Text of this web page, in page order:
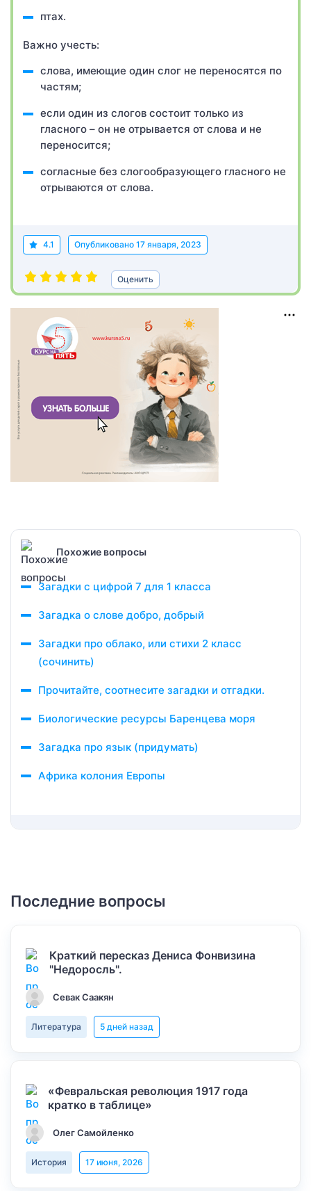
птах.
Важно учесть:
слова, имеющие один слог не переносятся по
частям;
если один из слогов состоит только из
гласного – он не отрывается от слова и не
переносится;
согласные без слогообразующего гласного не
отрываются от слова.
4.1 Опубликовано 17 января, 2023
Оценить
Похожие вопросы
Загадки с цифрой 7 для 1 класса
Загадка о слове добро, добрый
Загадки про облако, или стихи 2 класс
(сочинить)
Прочитайте, соотнесите загадки и отгадки.
Биологические ресурсы Баренцева моря
Загадка про язык (придумать)
Африка колония Европы
Последние вопросы
Краткий пересказ Дениса Фонвизина
"Недоросль".
Севак Саакян
Литература 5 дней назад
«Февральская революция 1917 года
кратко в таблице»
Олег Самойленко
История 17 июня, 2026